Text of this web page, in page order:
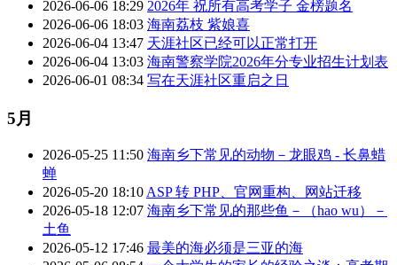
2026-06-06 18:29 2026年 祝所有高考学子 金榜题名
2026-06-06 18:03 海南荔枝 紫娘喜
2026-06-04 13:47 天涯社区已经可以正常打开
2026-06-04 13:03 海南警察学院2026年分专业招生计划表
2026-06-01 08:34 写在天涯社区重启之日
5月
2026-05-25 11:50 海南乡下常见的动物－龙眼鸡 - 长鼻蜡
蝉
2026-05-20 18:10ASP 转 PHP、官网重构、网站迁移
2026-05-18 12:07 海南乡下常见的那些鱼－（hao wu）－
土鱼
2026-05-12 17:46 最美的海必须是三亚的海